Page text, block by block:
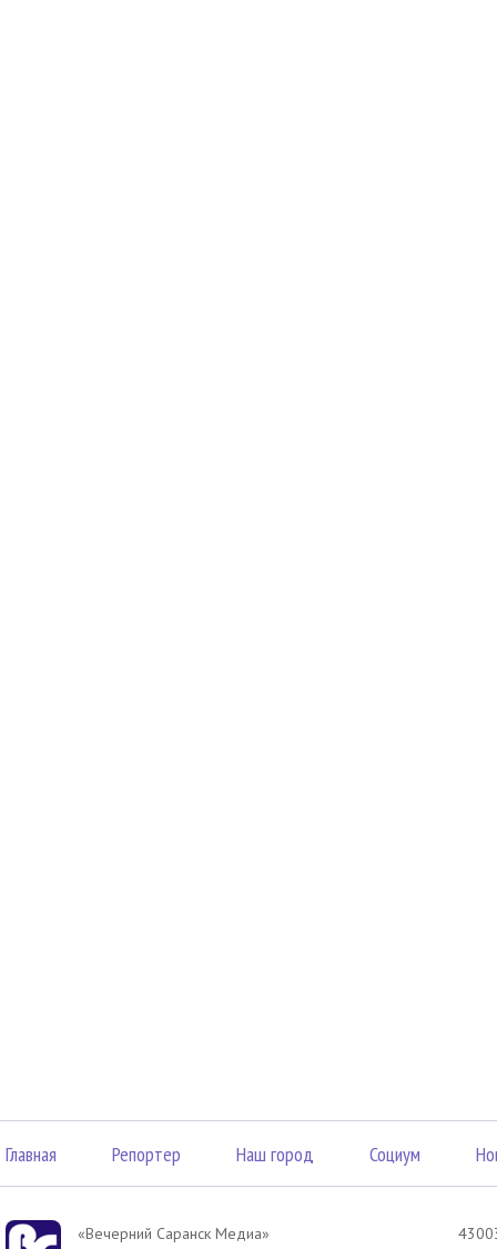
Главная Репортер Наш город Социум
«Вечерний Саранск Mедиа»